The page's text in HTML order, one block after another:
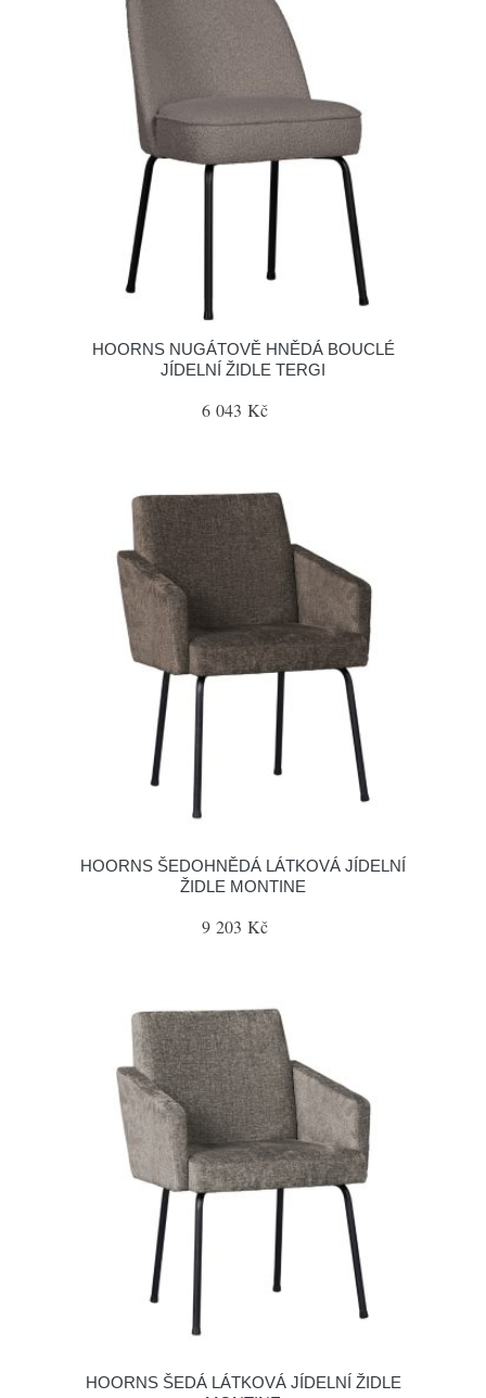
HOORNS NUGÁTOVĚ HNĚDÁ BOUCLÉ
JÍDELNÍ ŽIDLE TERGI
6 043 Kč
HOORNS ŠEDOHNĚDÁ LÁTKOVÁ JÍDELNÍ
ŽIDLE MONTINE
9 203 Kč
HOORNS ŠEDÁ LÁTKOVÁ JÍDELNÍ ŽIDLE